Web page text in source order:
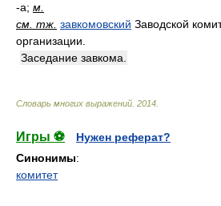
-а; м.
см. тж. завкомовский Заводской
организации.
Заседание завкома.
Словарь многих выражений 2014
Игры ⚽
Нужен реферат?
Синонимы:
комитет